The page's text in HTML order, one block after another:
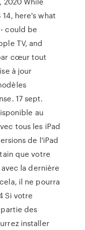
here's what
could be
TV, and
cœur tout
à jour
17 sept.
au
tous les iPad
de l'iPad
que votre
la dernière
il ne pourra
Si votre
des
installer